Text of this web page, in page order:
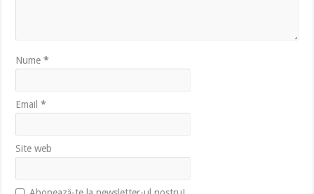
Nume*
Email*
Site web